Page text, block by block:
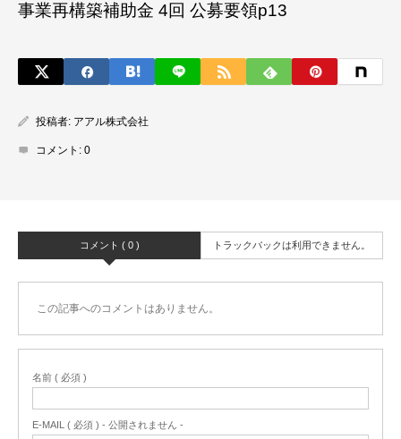
事業再構築補助金 4回 公募要領p13
投稿者: アアル株式会社
コメント: 0
コメント ( 0 ) トラックバックは利用できません。
この記事へのコメントはありません。
名前 ( 必須 )
E-MAIL ( 必須 ) - 公開されません -